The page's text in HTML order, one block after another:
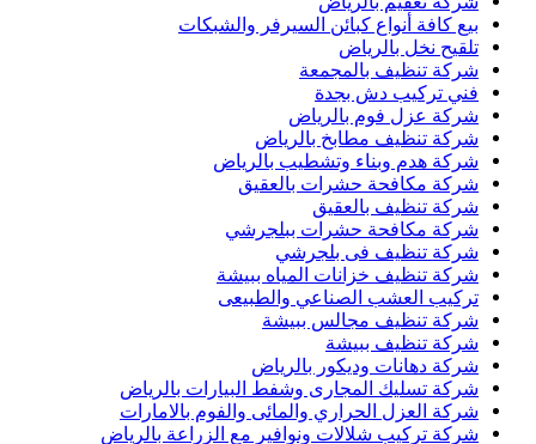
بيع كافة أنواع كبائن السيرفر والشبكات
تلقيح نخل بالرياض
شركة تنظيف بالمجمعة
فني تركيب دش بجدة
شركة عزل فوم بالرياض
شركة تنظيف مطابخ بالرياض
شركة هدم وبناء وتشطيب بالرياض
شركة مكافحة حشرات بالعقيق
شركة تنظيف بالعقيق
شركة مكافحة حشرات ببلجرشي
شركة تنظيف فى بلجرشي
شركة تنظيف خزانات المياه ببيشة
تركيب العشب الصناعي والطبيعى
شركة تنظيف مجالس ببيشة
شركة تنظيف ببيشة
شركة دهانات وديكور بالرياض
شركة تسليك المجارى وشفط البيارات بالرياض
شركة العزل الحراري والمائى والفوم بالامارات
شركة تركيب شلالات ونوافير مع الزراعة بالرياض